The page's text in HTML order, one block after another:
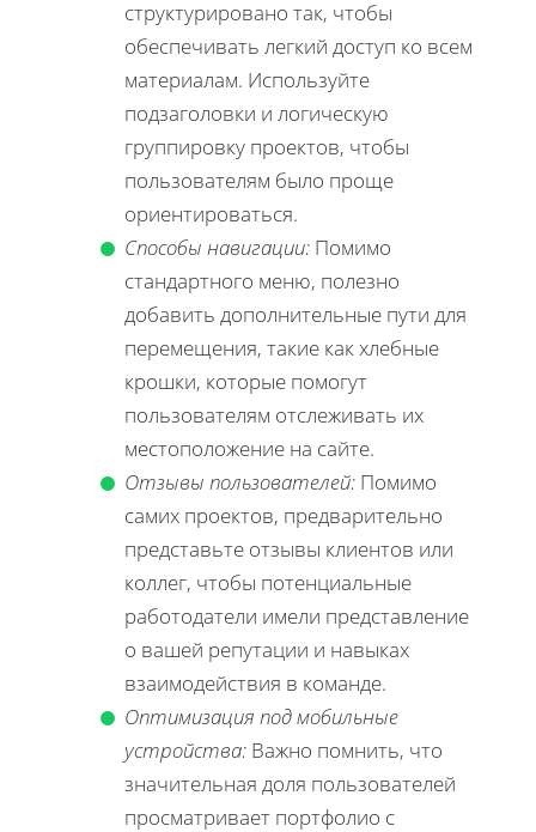
структурировано так, чтобы
обеспечивать легкий доступ ко всем
материалам. Используйте
подзаголовки и логическую
группировку проектов, чтобы
пользователям было проще
ориентироваться.
Способы навигации: Помимо
стандартного меню, полезно
добавить дополнительные пути для
перемещения, такие как хлебные
крошки, которые помогут
пользователям отслеживать их
местоположение на сайте.
Отзывы пользователей: Помимо
самих проектов, предварительно
представьте отзывы клиентов или
коллег, чтобы потенциальные
работодатели имели представление
о вашей репутации и навыках
взаимодействия в команде.
Оптимизация под мобильные
устройства: Важно помнить, что
значительная доля пользователей
просматривает портфолио с